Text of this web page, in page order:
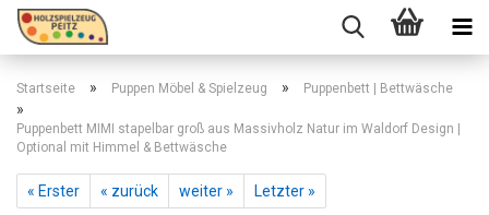
Startseite » Puppen Möbel & Spielzeug » Puppenbett | Bettwäsche
»
Puppenbett MIMI stapelbar groß aus Massivholz Natur im Waldorf Design |
Optional mit Himmel & Bettwäsche
« Erster « zurück weiter »
Letzter »